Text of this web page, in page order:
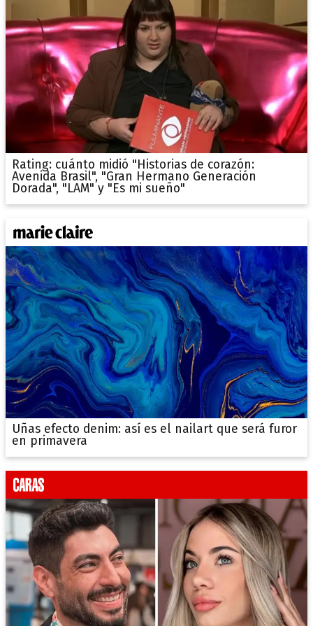
Rating: cuánto midió "Historias de corazón:
Avenida Brasil", "Gran Hermano Generación
Dorada", "LAM" y "Es mi sueño"
Uñas efecto denim: así es el nailart que será furor
en primavera